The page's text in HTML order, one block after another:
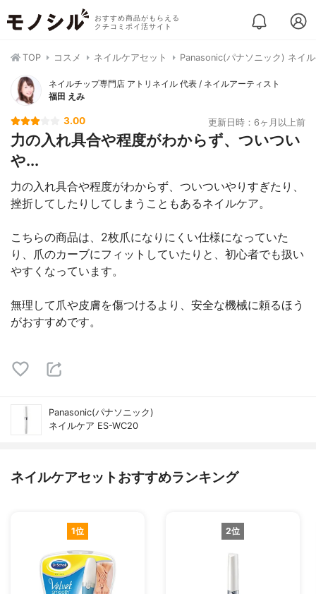
おすすめ商品がもらえる
クチコミポイ活サイト
TOP コスメ ネイルケアセット Panasonic(パナソニック) ネイ
ネイルチップ専門店 アトリネイル 代表 / ネイルアーティスト
福田 えみ
3.00 更新日時：6ヶ月以上前
力の入れ具合や程度がわからず、ついつい
や...
力の入れ具合や程度がわからず、ついついやりすぎたり、
挫折してしたりしてしまうこともあるネイルケア。
こちらの商品は、2枚爪になりにくい仕様になっていた
り、爪のカーブにフィットしていたりと、初心者でも扱い
やすくなっています。
無理して爪や皮膚を傷つけるより、安全な機械に頼るほう
がおすすめです。
Panasonic(パナソニック)
ネイルケア ES-WC20
ネイルケアセットおすすめランキング
1位 2位